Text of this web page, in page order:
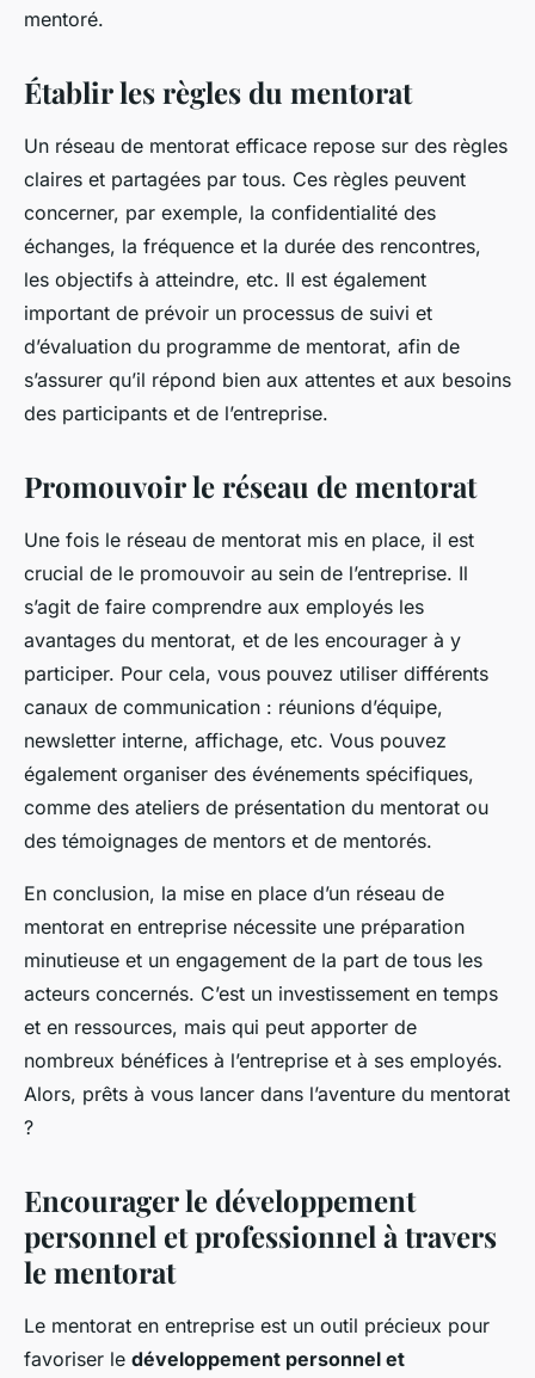
mentoré.
Établir les règles du mentorat
Un réseau de mentorat efficace repose sur des règles
claires et partagées par tous. Ces règles peuvent
concerner, par exemple, la confidentialité des
échanges, la fréquence et la durée des rencontres,
les objectifs à atteindre, etc. Il est également
important de prévoir un processus de suivi et
d’évaluation du programme de mentorat, afin de
s’assurer qu’il répond bien aux attentes et aux besoins
des participants et de l’entreprise.
Promouvoir le réseau de mentorat
Une fois le réseau de mentorat mis en place, il est
crucial de le promouvoir au sein de l’entreprise. Il
s’agit de faire comprendre aux employés les
avantages du mentorat, et de les encourager à y
participer. Pour cela, vous pouvez utiliser différents
canaux de communication : réunions d’équipe,
newsletter interne, affichage, etc. Vous pouvez
également organiser des événements spécifiques,
comme des ateliers de présentation du mentorat ou
des témoignages de mentors et de mentorés.
En conclusion, la mise en place d’un réseau de
mentorat en entreprise nécessite une préparation
minutieuse et un engagement de la part de tous les
acteurs concernés. C’est un investissement en temps
et en ressources, mais qui peut apporter de
nombreux bénéfices à l’entreprise et à ses employés.
Alors, prêts à vous lancer dans l’aventure du mentorat
?
Encourager le développement
personnel et professionnel à travers
le mentorat
Le mentorat en entreprise est un outil précieux pour
favoriser le développement personnel et